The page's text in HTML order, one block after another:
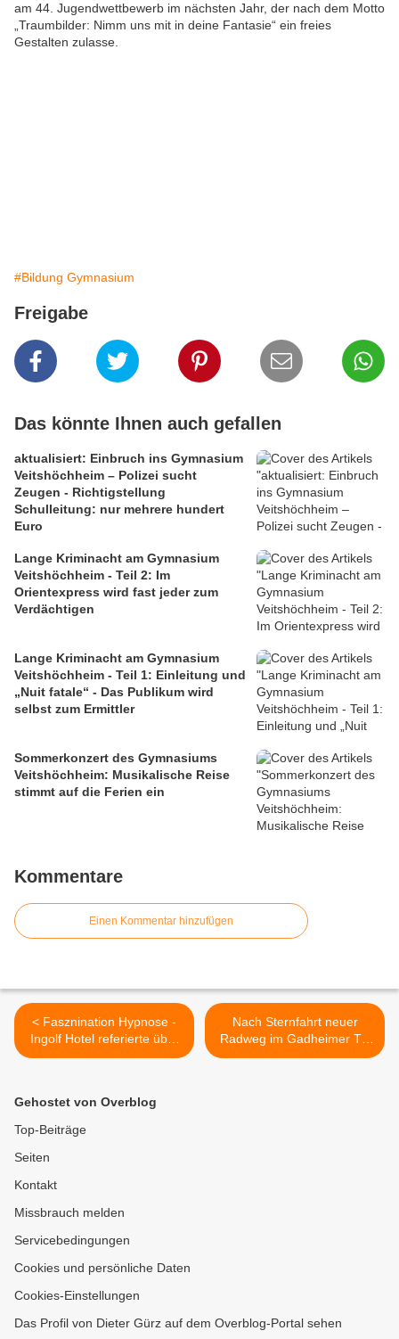
am 44. Jugendwettbewerb im nächsten Jahr, der nach dem Motto
„Traumbilder: Nimm uns mit in deine Fantasie“ ein freies
Gestalten zulasse.
#Bildung Gymnasium
Freigabe
Das könnte Ihnen auch gefallen
aktualisiert: Einbruch ins Gymnasium
Veitshöchheim – Polizei sucht
Zeugen - Richtigstellung
Schulleitung: nur mehrere hundert
Euro
Lange Kriminacht am Gymnasium
Veitshöchheim - Teil 2: Im
Orientexpress wird fast jeder zum
Verdächtigen
Lange Kriminacht am Gymnasium
Veitshöchheim - Teil 1: Einleitung und
„Nuit fatale“ - Das Publikum wird
selbst zum Ermittler
Sommerkonzert des Gymnasiums
Veitshöchheim: Musikalische Reise
stimmt auf die Ferien ein
Kommentare
Einen Kommentar hinzufügen
< Fasznination Hypnose -
Ingolf Hotel referierte über
Wirkungsweise und
Nach Sternfahrt neuer
Radweg im Gadheimer Tal
durch Landrat Nuss feierlich
Gehostet von Overblog
Top-Beiträge
Seiten
Kontakt
Missbrauch melden
Servicebedingungen
Cookies und persönliche Daten
Cookies-Einstellungen
Das Profil von Dieter Gürz auf dem Overblog-Portal sehen